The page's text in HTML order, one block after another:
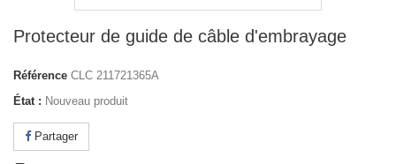
Protecteur de guide de câble d'embrayage
Référence CLC 211721365A
État : Nouveau produit
Partager